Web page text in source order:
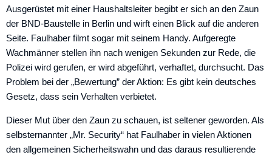
Ausgerüstet mit einer Haushaltsleiter begibt er sich an den Zaun
der BND-Baustelle in Berlin und wirft einen Blick auf die anderen
Seite. Faulhaber filmt sogar mit seinem Handy. Aufgeregte
Wachmänner stellen ihn nach wenigen Sekunden zur Rede, die
Polizei wird gerufen, er wird abgeführt, verhaftet, durchsucht. Das
Problem bei der „Bewertung” der Aktion: Es gibt kein deutsches
Gesetz, dass sein Verhalten verbietet.
Dieser Mut über den Zaun zu schauen, ist seltener geworden. Als
selbsternannter „Mr. Security“ hat Faulhaber in vielen Aktionen
den allgemeinen Sicherheitswahn und das daraus resultierende